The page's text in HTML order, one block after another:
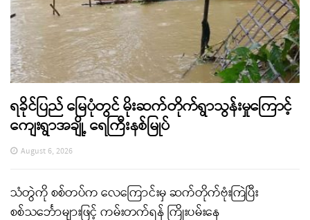
ရခိုင်ပြည် မြေပုံတွင် မိုးဆက်တိုက်ရွာသွန်းမှုကြောင့်
ကျေးရွာအချို့ ရေကြီးနစ်မြုပ်
August 6, 2026
သံတွဲကို စစ်တပ်က လေကြောင်းမှ ဆက်တိုက်ဗုံးကြဲပြီး
စစ်သင်္ဘောများဖြင့် ကမ်းတက်ရန် ကြိုးပမ်းနေ